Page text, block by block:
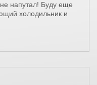
напутал! Буду еще
холодильник и